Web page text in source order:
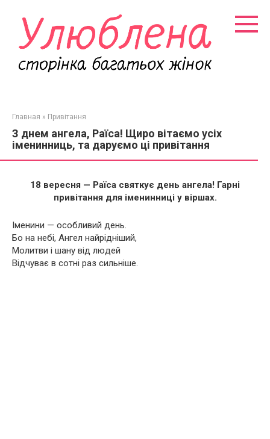
контенту
Главная » Привітання
З днем ангела, Раїса! Щиро вітаємо усіх
іменинниць, та даруємо ці привітання
18 вересня — Раїса святкує день ангела! Гарні
привітання для іменинниці у віршах.
Іменини — особливий день.
Бо на небі, Ангел найрідніший,
Молитви і шану від людей
Відчуває в сотні раз сильніше.